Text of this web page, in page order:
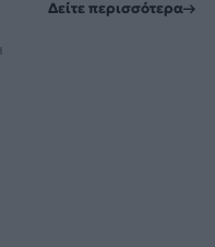
Δείτε περισσότερα